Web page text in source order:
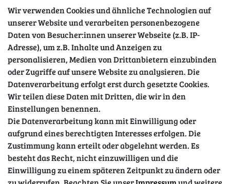
Sicher einkaufen
Wir verwenden Cookies und ähnliche Technologien auf
unserer Website und verarbeiten personenbezogene
Daten von Besucher:innen unserer Webseite (z.B. IP-
Adresse), um z.B. Inhalte und Anzeigen zu
personalisieren, Medien von Drittanbietern einzubinden
oder Zugriffe auf unsere Website zu analysieren. Die
Datenverarbeitung erfolgt erst durch gesetzte Cookies.
Wir teilen diese Daten mit Dritten, die wir in den
Einstellungen benennen.
Die Datenverarbeitung kann mit Einwilligung oder
aufgrund eines berechtigten Interesses erfolgen. Die
Zustimmung kann erteilt oder abgelehnt werden. Es
besteht das Recht, nicht einzuwilligen und die
Einwilligung zu einem späteren Zeitpunkt zu ändern oder